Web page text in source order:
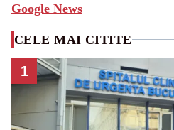
Google News
CELE MAI CITITE
1